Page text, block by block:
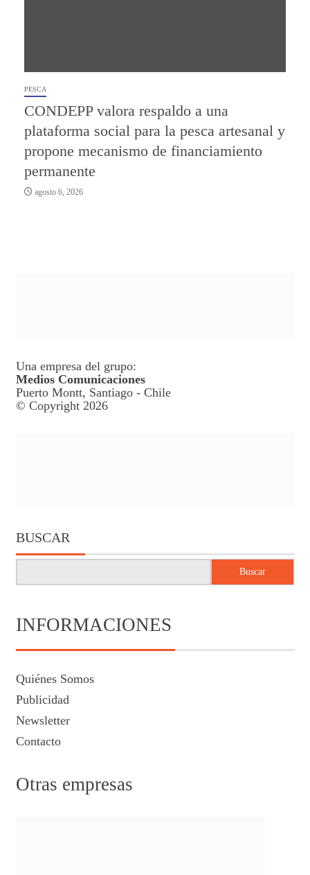
PESCA
CONDEPP valora respaldo a una
plataforma social para la pesca artesanal y
propone mecanismo de financiamiento
permanente
agosto 6, 2026
Una empresa del grupo:
Medios Comunicaciones
Puerto Montt, Santiago - Chile
© Copyright 2026
BUSCAR
Buscar
INFORMACIONES
Quiénes Somos
Publicidad
Newsletter
Contacto
Otras empresas